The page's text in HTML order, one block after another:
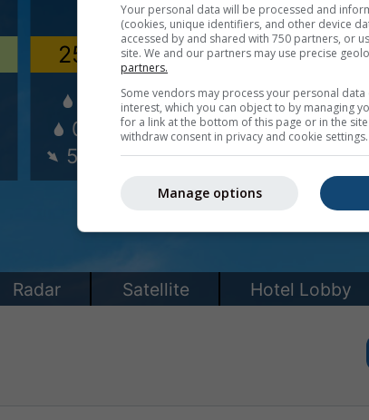
Your personal data will be processed and
(cookies, unique identifiers, and other device
accessed by and shared with 750 partners, or
site. We and our partners may use precise
partners.
Some vendors may process your personal
interest, which you can object to by managing
for a link at the bottom of this page or in the
withdraw consent in privacy and cookie settings.
Manage options